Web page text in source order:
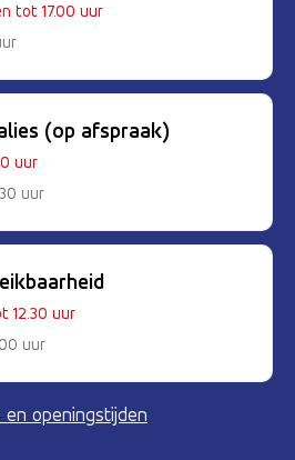
tot 17.00 uur
(op afspraak)
uur
uur
12.30 uur
uur
openingstijden